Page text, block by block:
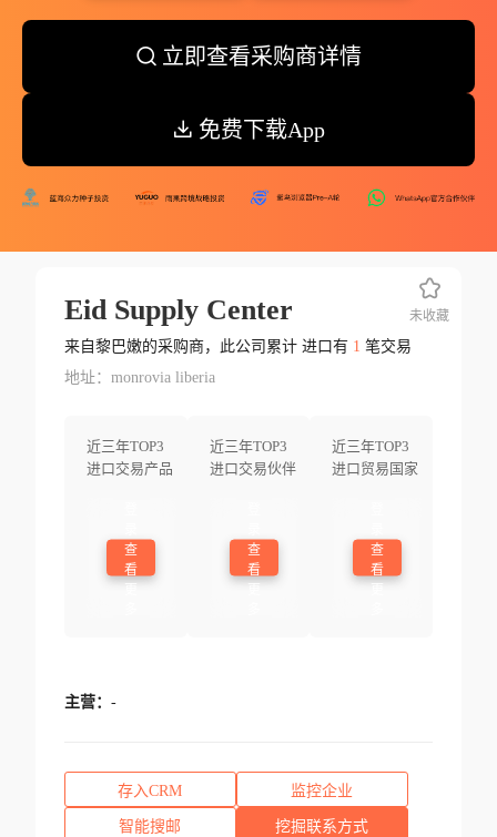
立即查看采购商详情
免费下载App
Eid Supply Center
来自黎巴嫩的采购商，此公司累计 进口有 1 笔交易
地址：monrovia liberia
近三年TOP3
进口交易产品
查
看
近三年TOP3
进口交易伙伴
查
看
近三年TOP3
进口贸易国家
查
看
未收藏
主营： -
存入CRM 监控企业
智能搜邮 挖掘联系方式